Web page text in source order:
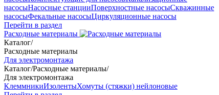
насосыНасосные станцииПоверхностные насосыСкважинные
насосыФекальные насосыЦиркуляционные насосы
Перейти в раздел
Расходные материалы
Каталог/
Расходные материалы
Для электромонтажа
Каталог/Расходные материалы/
Для электромонтажа
КлеммникиИзолентыХомуты (стяжки) нейлоновые